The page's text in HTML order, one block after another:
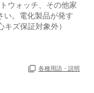
ウォッチ、その他家
い。電化製品が発す
ズ保証対象外）
各種用語・説明
あり